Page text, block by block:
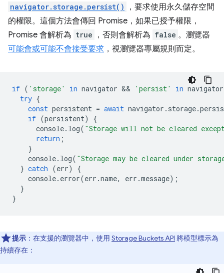
navigator.storage.persist()
，要求使用永久儲存空間
的權限。這個方法會傳回 Promise，如果已授予權限，
Promise 會解析為 true ，否則會解析為 false 。瀏覽器
可能會或可能不會接受要求 ，視瀏覽器專屬規則而定。
if ( 'storage' in navigator && 'persist' in navigator
try {
const persistent = await navigator . storage.
if (persistent)
{
console. log( "Storage will not be cleared
return ;
}
console. log( "Storage may be cleared under
} catch (err)
{
console. error(err .name, err .message);
}
}
提示 ：在支援的瀏覽器中，使用 Storage Buckets API 將模型標示為
持續存在：